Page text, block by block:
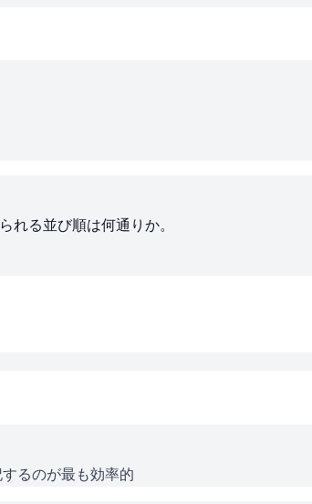
れる並び順は何通りか。
るのが最も効率的